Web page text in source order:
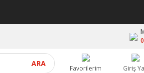
ARA
Favorilerim Giriş